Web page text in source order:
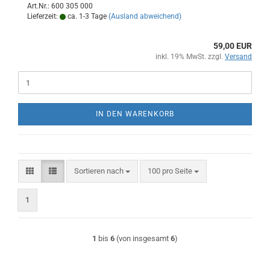
Art.Nr.: 600 305 000
Lieferzeit:
ca. 1-3 Tage (Ausland abweichend)
59,00 EUR
inkl. 19% MwSt. zzgl. Versand
IN DEN WARENKORB
Sortieren nach
Sortieren nach 100 pro Seite
pro Seite
1
1 bis 6 (von insgesamt 6)